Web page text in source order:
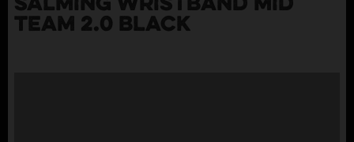
SALMING WRISTBAND MID
TEAM 2.0 BLACK